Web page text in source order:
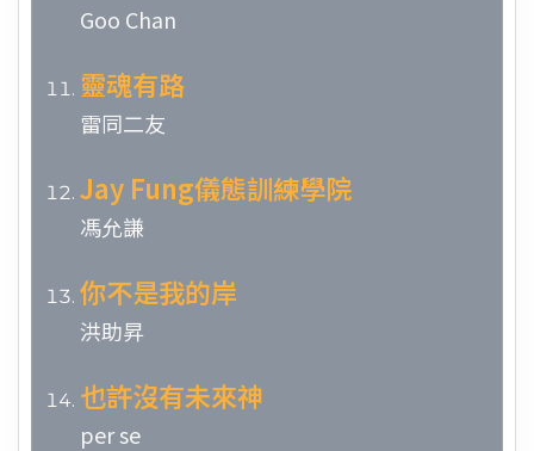
Goo Chan
靈魂有路
雷同二友
Jay Fung儀態訓練學院
馮允謙
你不是我的岸
洪助昇
也許沒有未來神
per se